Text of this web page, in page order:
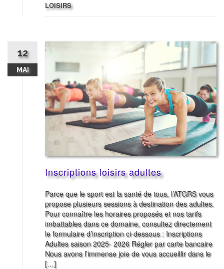
LOISIRS
12
MAI
Inscriptions loisirs adultes
Parce que le sport est la santé de tous, l’ATGRS vous
propose plusieurs sessions à destination des adultes.
Pour connaître les horaires proposés et nos tarifs
imbattables dans ce domaine, consultez directement
le formulaire d’inscription ci-dessous : Inscriptions
Adultes saison 2025- 2026 Régler par carte bancaire
Nous avons l’immense joie de vous accueillir dans le
[…]